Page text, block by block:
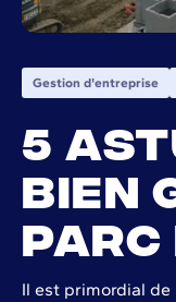
Gestion d'entreprise
5
bien
parc
Il est primordial de